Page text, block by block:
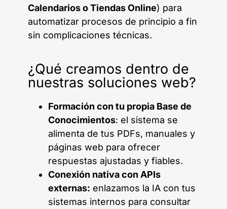
Calendarios o Tiendas Online) para
automatizar procesos de principio a fin
sin complicaciones técnicas.
¿Qué creamos dentro de
nuestras soluciones web?
Formación con tu propia Base de
Conocimientos: el sistema se
alimenta de tus PDFs, manuales y
páginas web para ofrecer
respuestas ajustadas y fiables.
Conexión nativa con APIs
externas: enlazamos la IA con tus
sistemas internos para consultar